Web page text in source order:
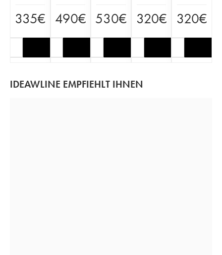
335€ 490€ 530€ 320€ 320€
IDEAWLINE EMPFIEHLT IHNEN